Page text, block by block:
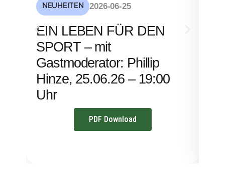
NEUHEITEN 2026-06-25
EIN LEBEN FÜR DEN
SPORT – mit
Gastmoderator: Phillip
Hinze, 25.06.26 – 19:00
Uhr
PDF Download